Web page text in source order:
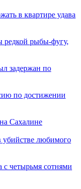
в квартире удава
редкой рыбы-фугу,
задержан по
по достижении
Сахалине
убийстве любимого
с четырьмя сотнями